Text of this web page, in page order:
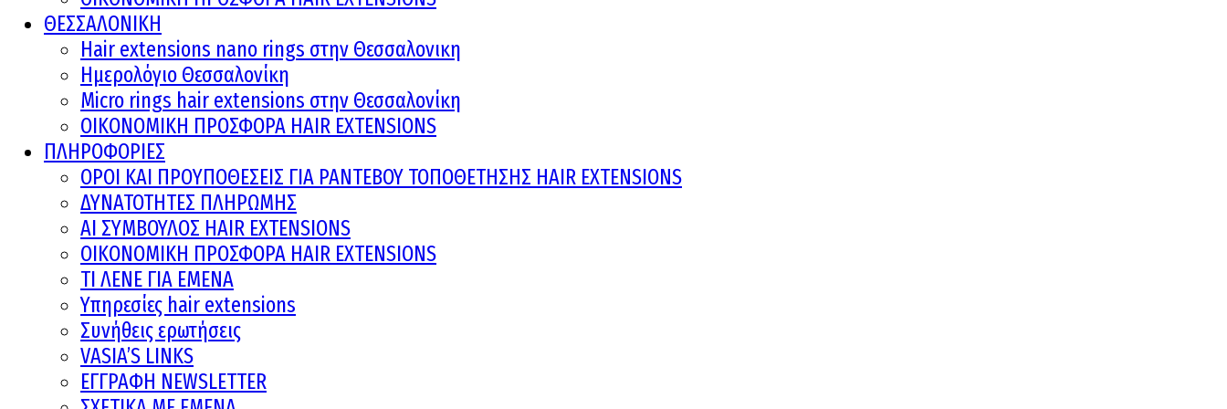
ΘΕΣΣΑΛΟΝΙΚΗ
Hair extensions nano rings στην Θεσσαλονικη
Ημερολόγιο Θεσσαλονίκη
Micro rings hair extensions στην Θεσσαλονίκη
ΟΙΚΟΝΟΜΙΚΗ ΠΡΟΣΦΟΡΑ HAIR EXTENSIONS
ΠΛΗΡΟΦΟΡΙΕΣ
ΟΡΟΙ ΚΑΙ ΠΡOΥΠΟΘΕΣΕΙΣ ΓΙΑ ΡΑΝΤΕΒΟΥ ΤΟΠΟΘΕΤΗΣΗΣ HAIR EXTENSIONS
ΔΥΝΑΤΟΤΗΤΕΣ ΠΛΗΡΩΜΗΣ
AI ΣΥΜΒΟΥΛΟΣ HAIR EXTENSIONS
ΟΙΚΟΝΟΜΙΚΗ ΠΡΟΣΦΟΡΑ HAIR EXTENSIONS
ΤΙ ΛΕΝΕ ΓΙΑ ΕΜΕΝΑ
Υπηρεσίες hair extensions
Συνήθεις ερωτήσεις
VASIA’S LINKS
ΕΓΓΡΑΦΗ NEWSLETTER